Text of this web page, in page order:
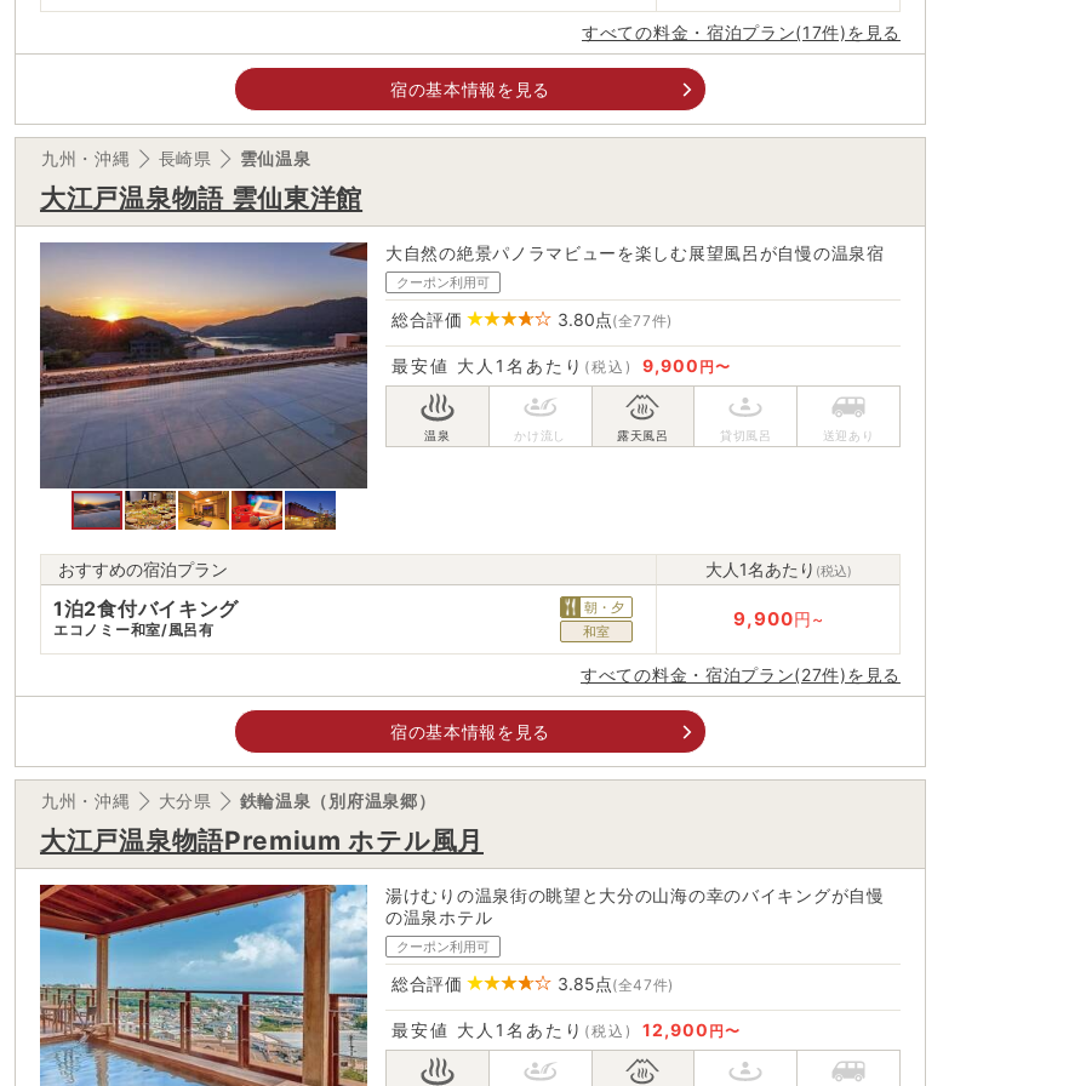
すべての料金・宿泊プラン(17件)を見る
宿の基本情報を見る
九州・沖縄 長崎県 雲仙温泉
大江戸温泉物語 雲仙東洋館
大自然の絶景パノラマビューを楽しむ展望風呂が自慢の温泉宿
クーポン利用可
総合評価 3.80点(全77件)
最安値 大人1名あたり (税込) 9,900 円〜
おすすめの宿泊プラン 大人1名あたり (税込)
1泊2食付バイキング
エコノミー和室/風呂有
朝・夕
和室
9,900円~
すべての料金・宿泊プラン(27件)を見る
宿の基本情報を見る
九州・沖縄 大分県 鉄輪温泉（別府温泉郷）
大江戸温泉物語Premium ホテル風月
湯けむりの温泉街の眺望と大分の山海の幸のバイキングが自慢
の温泉ホテル
クーポン利用可
総合評価 3.85点(全47件)
最安値 大人1名あたり (税込) 12,900 円〜